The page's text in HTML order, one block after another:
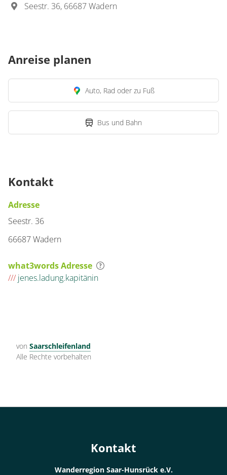
Seestr. 36, 66687 Wadern
Anreise planen
Auto, Rad oder zu Fuß
Bus und Bahn
Kontakt
Adresse
Seestr. 36
66687 Wadern
what3words Adresse
/// jenes.ladung.kapitänin
von Saarschleifenland
Alle Rechte vorbehalten
Kontakt
Wanderregion Saar-Hunsrück e.V.